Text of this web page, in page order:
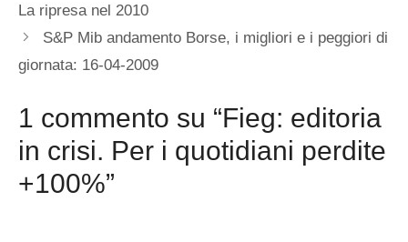
La ripresa nel 2010
S&P Mib andamento Borse, i migliori e i peggiori di
giornata: 16-04-2009
1 commento su “Fieg: editoria
in crisi. Per i quotidiani perdite
+100%”